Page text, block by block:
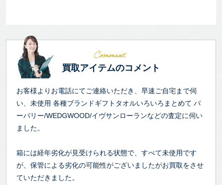
買取アイテムのコメント
お客様よりお電話にてご連絡いただき、早速ご自宅まで伺
い、未使用 各種ブランドギフトタオルいろいろまとめて バ
ーバリー/WEDGWOOD/イヴサンローランなどの査定に伺い
ました。
箱には経年劣化が見受けられる状態で、すべて未使用です
が、保管による劣化の可能性がございましたがお買取をさせ
ていただきました。